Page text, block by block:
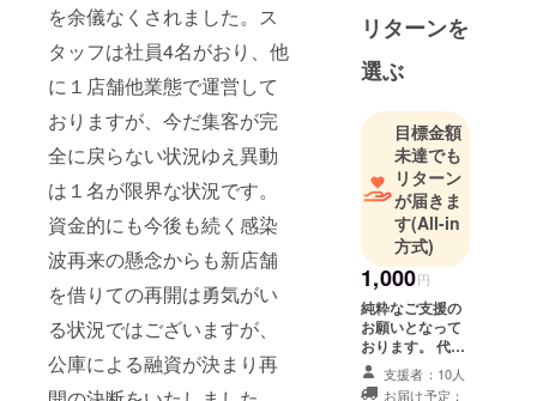
を余儀なくされました。ス
タッフは社員4名がおり、他
に１店舗他業態で運営して
おりますが、今だ集客が完
全に戻らない状況ゆえ異動
は１名が限界な状況です。
資金的にも今後も続く感染
波再来の懸念からも新店舗
を借りての再開は勇気がい
る状況ではございますが、
公庫による融資が決まり再
に」をモッ
トーに日々
奮闘してお
ります。場
所は「不忍
の池」の前
にあります
「ホテル
パークサイ
ド」の中に
ございま
す。
リターンを
選ぶ
目標金額
未達でも
リターン
が届きま
す(All-in
方式)
1,000円
純粋なご支援の
お願いとなって
おります。 代表
よりお礼のメッ
セージを送らせ
支援者：10人
お届け予定：